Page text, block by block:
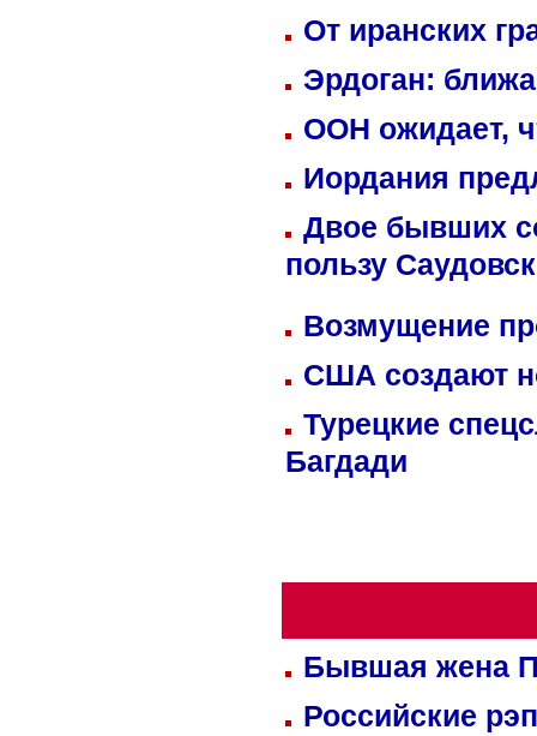
От иранских
Эрдоган:
ООН ожидает,
Иордания
Двое бывших
пользу
Возмущение
США создают
Турецкие
Багдади
Бывшая жена
Российские